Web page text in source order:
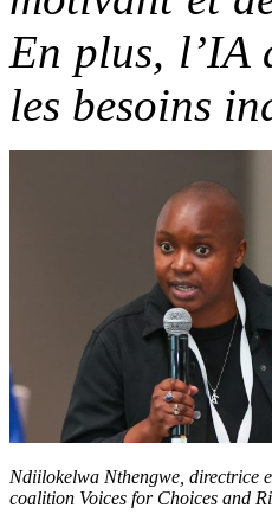
En plus, l’IA
les besoins
Ndiilokelwa Nthengwe, directrice
coalition Voices for Choices and